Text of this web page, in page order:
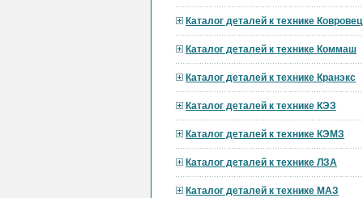
Каталог деталей к технике Ковровец
Каталог деталей к технике Коммаш
Каталог деталей к технике Кранэкс
Каталог деталей к технике КЭЗ
Каталог деталей к технике КЭМЗ
Каталог деталей к технике ЛЗА
Каталог деталей к технике МАЗ